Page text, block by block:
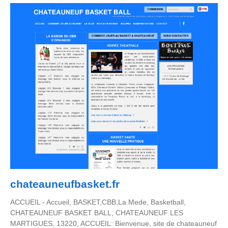
chateauneufbasket.fr
ACCUEIL - Accueil, BASKET,CBB,La Mede, Basketball,
CHATEAUNEUF BASKET BALL, CHATEAUNEUF LES
MARTIGUES, 13220, ACCUEIL: Bienvenue, site de chateauneuf